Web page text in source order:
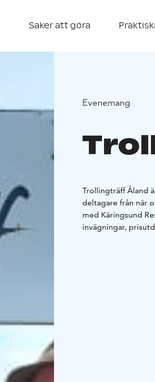
Saker att göra
Evenemang
Trollingträff Åland
deltagare från när
med Käringsund
invägningar,